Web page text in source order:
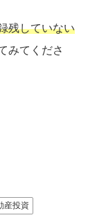
残していない
みてくださ
産投資